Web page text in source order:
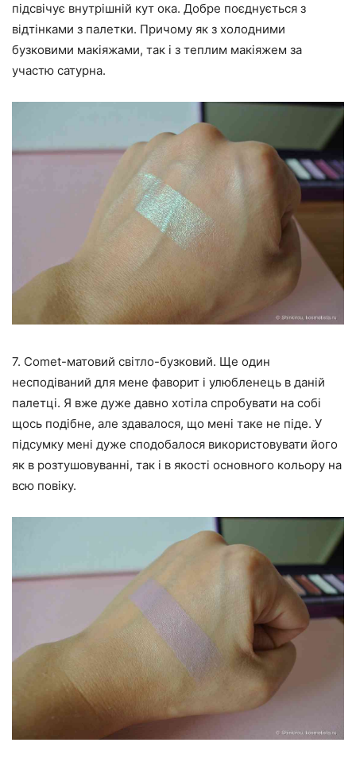
підсвічує внутрішній кут ока. Добре поєднується з
відтінками з палетки. Причому як з холодними
бузковими макіяжами, так і з теплим макіяжем за
участю сатурна.
7. Comet-матовий світло-бузковий. Ще один
несподіваний для мене фаворит і улюбленець в даній
палетці. Я вже дуже давно хотіла спробувати на собі
щось подібне, але здавалося, що мені таке не піде. У
підсумку мені дуже сподобалося використовувати його
як в розтушовуванні, так і в якості основного кольору на
всю повіку.